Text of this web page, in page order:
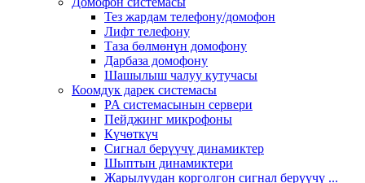
Тез жардам телефону/домофон
Лифт телефону
Таза бөлмөнүн домофону
Дарбаза домофону
Шашылыш чалуу кутучасы
Коомдук дарек системасы
PA системасынын сервери
Пейджинг микрофоны
Күчөткүч
Сигнал берүүчү динамиктер
Шыптын динамиктери
Жарылуудан корголгон сигнал берүүчү ...